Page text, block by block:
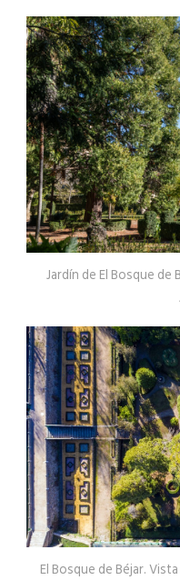
Jardín de El Bosque de
El Bosque de Béjar.